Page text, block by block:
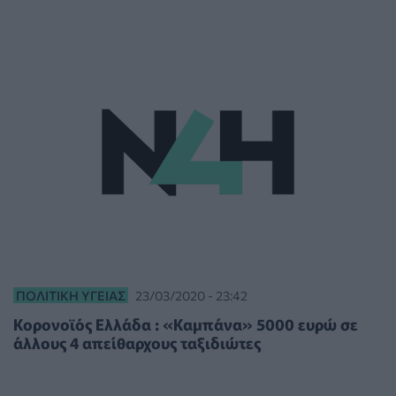
ΠΟΛΙΤΙΚΉ ΥΓΕΊΑΣ 23/03/2020 - 23:42
Κορονοϊός Ελλάδα : «Καμπάνα» 5000 ευρώ σε
άλλους 4 απείθαρχους ταξιδιώτες